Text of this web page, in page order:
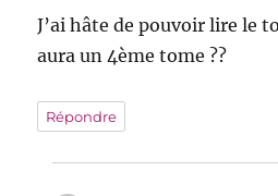
J’ai hâte de pouvoir lire le
aura un 4ème tome ??
Répondre